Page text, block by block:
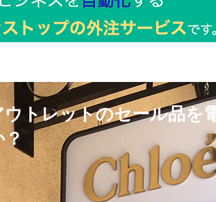
トレットのセール品を